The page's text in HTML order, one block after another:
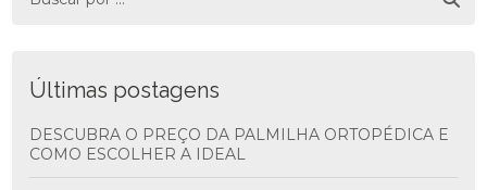
Últimas postagens
DESCUBRA O PREÇO DA PALMILHA ORTOPÉDICA E
COMO ESCOLHER A IDEAL